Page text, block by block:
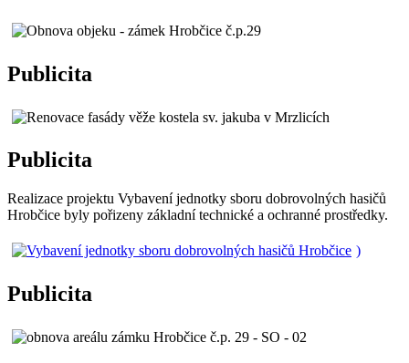
Publicita
Publicita
Realizace projektu Vybavení jednotky sboru dobrovolných hasičů
Hrobčice byly pořizeny základní technické a ochranné prostředky.
)
Publicita